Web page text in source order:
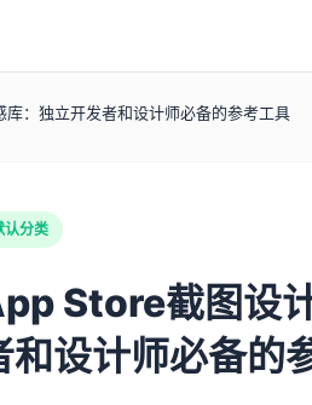
：独立开发者和设计师必备的参考工具
认分类
Store截图设
和设计师必备的